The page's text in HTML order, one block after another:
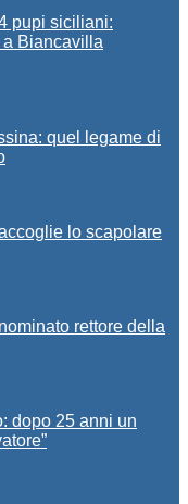
pupi siciliani:
Biancavilla
quel legame di
lo scapolare
rettore della
dopo 25 anni un